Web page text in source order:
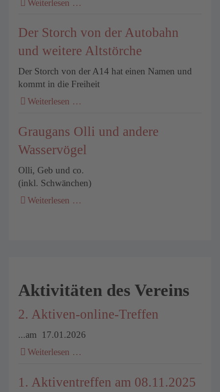
Weiterlesen …
Der Storch von der Autobahn
und weitere Altstörche
Der Storch von der A14 hat einen Namen und
kommt in die Freiheit
Weiterlesen …
Graugans Olli und andere
Wasservögel
Olli, Geb und co.
(inkl. Schwänchen)
Weiterlesen …
Aktivitäten des Vereins
2. Aktiven-online-Treffen
...am 17.01.2026
Weiterlesen …
1. Aktiventreffen am 08.11.2025